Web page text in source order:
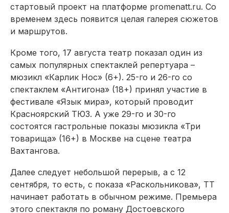
стартовый проект на платформе promenatt.ru. Со
временем здесь появится целая галерея сюжетов
и маршрутов.
Кроме того, 17 августа театр показал один из
самых популярных спектаклей репертуара –
мюзикл «Карлик Нос» (6+). 25-го и 26-го со
спектаклем «Антигона» (18+) принял участие в
фестивале «Язык мира», который проводит
Красноярский ТЮЗ. А уже 29-го и 30-го
состоятся гастрольные показы мюзикла «Три
товарища» (16+) в Москве на сцене театра
Вахтангова.
Далее следует небольшой перерыв, а с 12
сентября, то есть, с показа «Раскольникова», ТТ
начинает работать в обычном режиме. Премьера
этого спектакля по роману Достоевского